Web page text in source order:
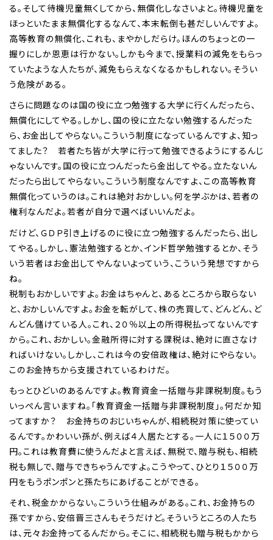
る。そして待機児童無くしてから、無償化しなさいよと。待機児童を
ほっといたまま無償化するなんて、本末転倒も甚だしいんですよ。
高等教育の無償化、これも、まやかしだらけ。ほんのちょっとの一
握りにしか恩恵は行かない。しかも今まで、授業料の減免をもらっ
ていたような人たちが、減免もらえなくなるかもしれない。そうい
う危険がある。
さらに問題なのは国の役に立つ勉強する大学に行くんだったら、
無償化にしてやる。しかし、国の役に立たない勉強するんだった
ら、お金出してやらない。こういう制度になっているんですよ、知っ
てました？ 若者たち皆が大学に行って勉強できるようにするんじ
ゃないんです。国の役に立つんだったら金出してやる。立たないん
だったら出してやらない。こういう制度なんですよ、この高等教育
無償化っていうのは。これは絶対おかしい。何を学ぶかは、若者の
権利なんだよ。若者が自分で選べばいいんだよ。
だけど、ＧＤＰ引き上げるのに役に立つ勉強するんだったら、出し
てやる。しかし、憲法勉強するとか、インド哲学勉強するとか、そう
いう若者はお金出してやんないよっていう、こういう発想ですから
ね。
税制もおかしいですよ。お金はちゃんと、あるところから取らない
と、おかしいんですよ。お金を転がして、株の売買して、どんどん、ど
んどん儲けている人。これ、２０％以上の所得税払ってないんです
から。これ、おかしい。金融所得に対する課税は、絶対に直さなけ
ればいけない。しかし、これは今の安倍政権は、絶対にやらない。
このお金持ちから支援されているわけだ。
もっとひどいのあるんですよ。教育資金一括贈与非課税制度。もう
いっぺん言いますね。「教育資金一括贈与非課税制度」。何だか知
ってますか？ お金持ちのおじいちゃんが、相続税対策に使ってい
るんです。かわいい孫が、例えば４人居たとする。一人に１５００万
円。これは教育費に使うんだよと言えば、無税で、贈与税も、相続
税も無しで、贈与できちゃうんですよ。こうやって、ひとり１５００万
円をもうポンポンと孫たちにあげることができる。
それ、税金かからない。こういう仕組みがある。これ、お金持ちの
孫ですから、安倍晋三さんもそうだけど。そういうところの人たち
は、元々お金持ってるんだから。そこに、相続税も贈与税もかから